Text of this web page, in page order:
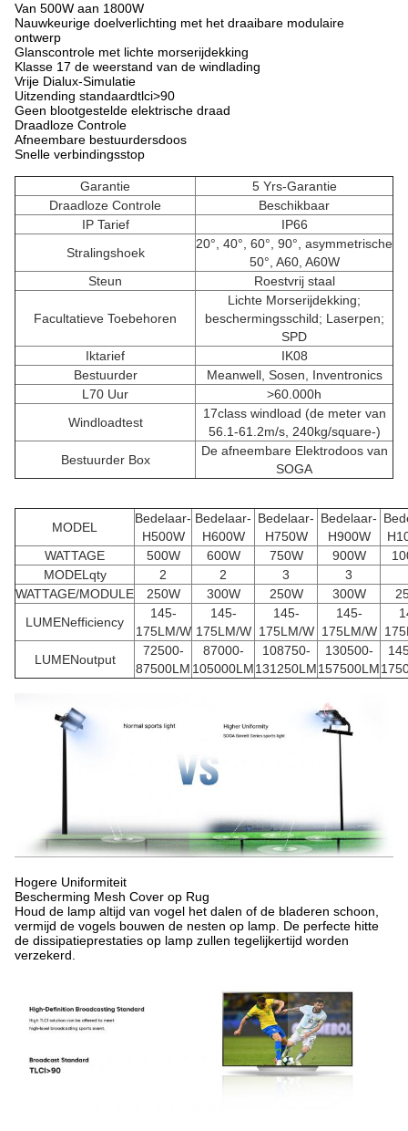
Van 500W aan 1800W
Nauwkeurige doelverlichting met het draaibare modulaire
ontwerp
Glanscontrole met lichte morserijdekking
Klasse 17 de weerstand van de windlading
Vrije Dialux-Simulatie
Uitzending standaardtlci>90
Geen blootgestelde elektrische draad
Draadloze Controle
Afneembare bestuurdersdoos
Snelle verbindingsstop
Garantie
5 Yrs-Garantie
Draadloze Controle
Beschikbaar
IP Tarief
IP66
Stralingshoek
20°, 40°, 60°, 90°, asymmetrische
50°, A60, A60W
Steun
Roestvrij staal
Facultatieve Toebehoren
Lichte Morserijdekking;
beschermingsschild; Laserpen;
SPD
Iktarief
IK08
Bestuurder
Meanwell, Sosen, Inventronics
L70 Uur
>60.000h
Windloadtest
17class windload (de meter van
56.1-61.2m/s, 240kg/square-)
Bestuurder Box
De afneembare Elektrodoos van
SOGA
MODEL
Bedelaar-
H500W
Bedelaar-
H600W
Bedelaar-
H750W
Bedelaar-
H900W
WATTAGE
500W 600W 750W 900W
MODELqty
2 2 3
3
WATTAGE/MODULE
250W 300W 250W 300W
LUMENefficiency
145-
175LM/W
145-
175LM/W
145-
175LM/W
145-
175LM/W
LUMENoutput
72500-
87500LM
87000-
105000LM
108750-
131250LM
130500-
157500LM
Hogere Uniformiteit
Bescherming Mesh Cover op Rug
Houd de lamp altijd van vogel het dalen of de bladeren schoon,
vermijd de vogels bouwen de nesten op lamp. De perfecte hitte
de dissipatieprestaties op lamp zullen tegelijkertijd worden
verzekerd.